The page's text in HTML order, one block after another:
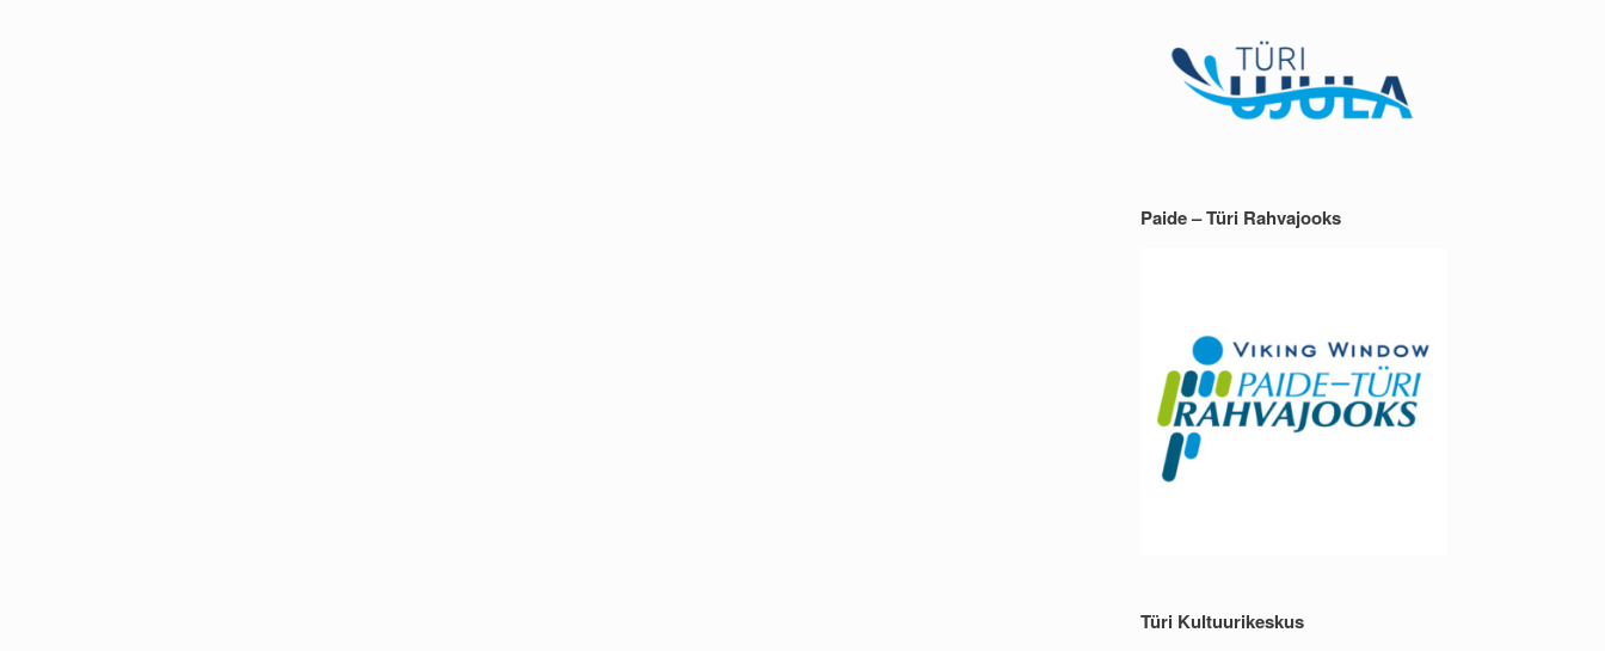
Paide – Türi Rahvajooks
Türi Kultuurikeskus